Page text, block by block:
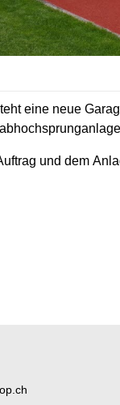
eine neue
und dem